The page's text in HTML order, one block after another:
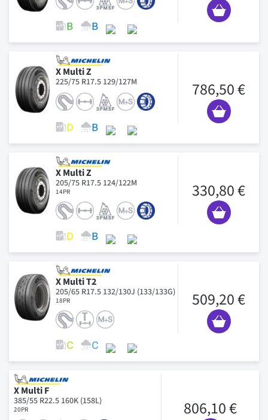
X Multi Z
225/75 R17.5 129/127M 786,50 €
X Multi Z
205/75 R17.5 124/122M
14PR 330,80 €
X Multi T2
205/65 R17.5 132/130J (133/133G)
18PR 509,20 €
X Multi F
385/55 R22.5 160K (158L)
20PR 806,10 €